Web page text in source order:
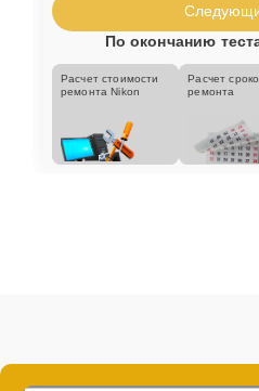
По окончанию
Расчет стоимости
ремонта Nikon
Расчет
ремонта